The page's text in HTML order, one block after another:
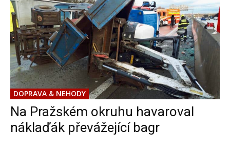
DOPRAVA & NEHODY
Na Pražském okruhu havaroval
náklaďák převážející bagr